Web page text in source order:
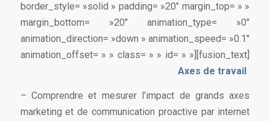
border_style= »solid » padding= »20″ margin_top= » »
margin_bottom= »20″ animation_type= »0″
animation_direction= »down » animation_speed= »0.1″
animation_offset= » » class= » » id= » »][fusion_text]
Axes de travail
– Comprendre et mesurer l’impact de grands axes
marketing et de communication proactive par internet